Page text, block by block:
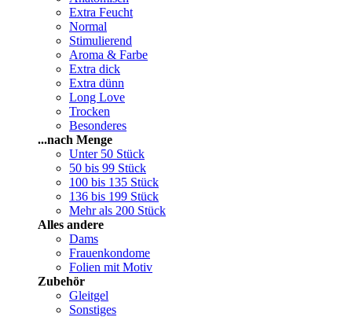
Extra Feucht
Normal
Stimulierend
Aroma & Farbe
Extra dick
Extra dünn
Long Love
Trocken
Besonderes
...nach Menge
Unter 50 Stück
50 bis 99 Stück
100 bis 135 Stück
136 bis 199 Stück
Mehr als 200 Stück
Alles andere
Dams
Frauenkondome
Folien mit Motiv
Zubehör
Gleitgel
Sonstiges